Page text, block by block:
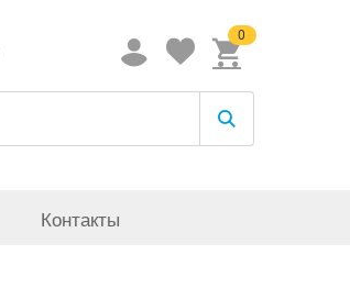
0
Контакты